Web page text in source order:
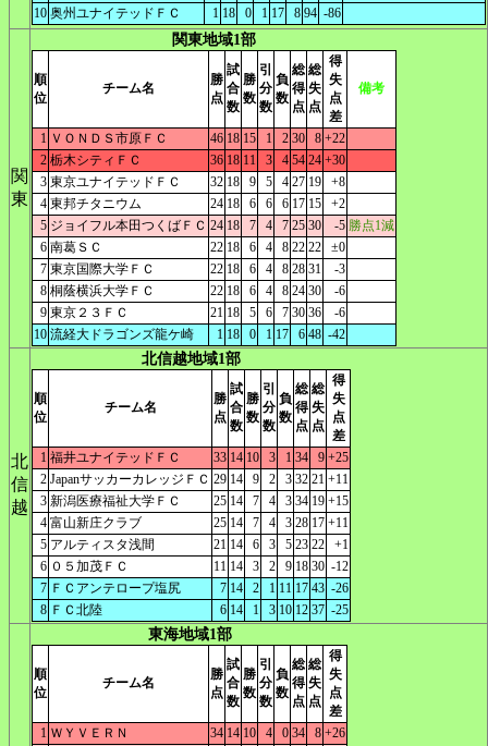
10 奥州ユナイテッドＦＣ 1 18 0 1 17 8 94 -86
関
東
関東地域1部
順
位
チーム名
勝
点
試
合
数
勝
数
引
分
数
負
数
総
得
点
総
失
点
得
失
点
差
備考
1 ＶＯＮＤＳ市原ＦＣ 46 18 15 1 2 30 8 +22
2 栃木シティＦＣ 36 18 11 3 4 54 24 +30
3 東京ユナイテッドＦＣ 32 18 9 5 4 27 19
+8
4 東邦チタニウム 24 18 6 6 6 17 15
+2
5 ジョイフル本田つくばＦＣ 24 18 7 4 7 25 30 -5 勝点1減
6 南葛ＳＣ 22 18 6 4 8 22 22
±0
7 東京国際大学ＦＣ 22 18 6 4 8 28 31
-3
8 桐蔭横浜大学ＦＣ 22 18 6 4 8 24 30
-6
9 東京２３ＦＣ 21 18 5 6 7 30 36
-6
10 流経大ドラゴンズ龍ケ崎 1 18 0 1 17 6 48 -42
北
信
越
北信越地域1部
順
位
チーム名
勝
点
試
合
数
勝
数
引
分
数
負
数
総
得
点
総
失
点
得
失
点
差
1 福井ユナイテッドＦＣ 33 14 10 3 1 34 9 +25
2 JapanサッカーカレッジＦＣ 29 14 9 2 3 32 21 +11
3 新潟医療福祉大学ＦＣ 25 14 7 4 3 34 19 +15
4 富山新庄クラブ 25 14 7 4 3 28 17 +11
5 アルティスタ浅間 21 14 6 3 5 23 22
+1
6 ０５加茂ＦＣ 11 14 3 2 9 18 30 -12
7 ＦＣアンテロープ塩尻 7 14 2 1 11 17 43 -26
8 ＦＣ北陸 6 14 1 3 10 12 37 -25
東海地域1部
順
位
チーム名
勝
点
試
合
数
勝
数
引
分
数
負
数
総
得
点
総
失
点
得
失
点
差
1 ＷＹＶＥＲＮ 34 14 10 4 0 34 8 +26